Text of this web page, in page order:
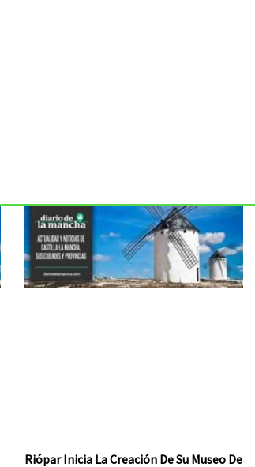
Riópar Inicia La Creación De Su Museo De